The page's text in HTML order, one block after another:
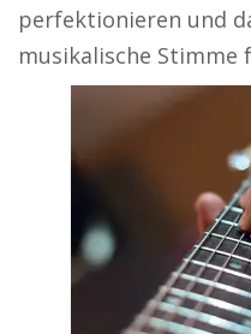
perfektionieren und
musikalische Stimme